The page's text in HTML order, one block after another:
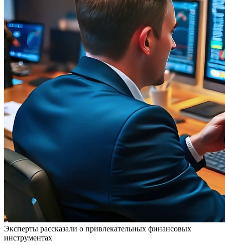
Эксперты рассказали о привлекательных финансовых
инструментах